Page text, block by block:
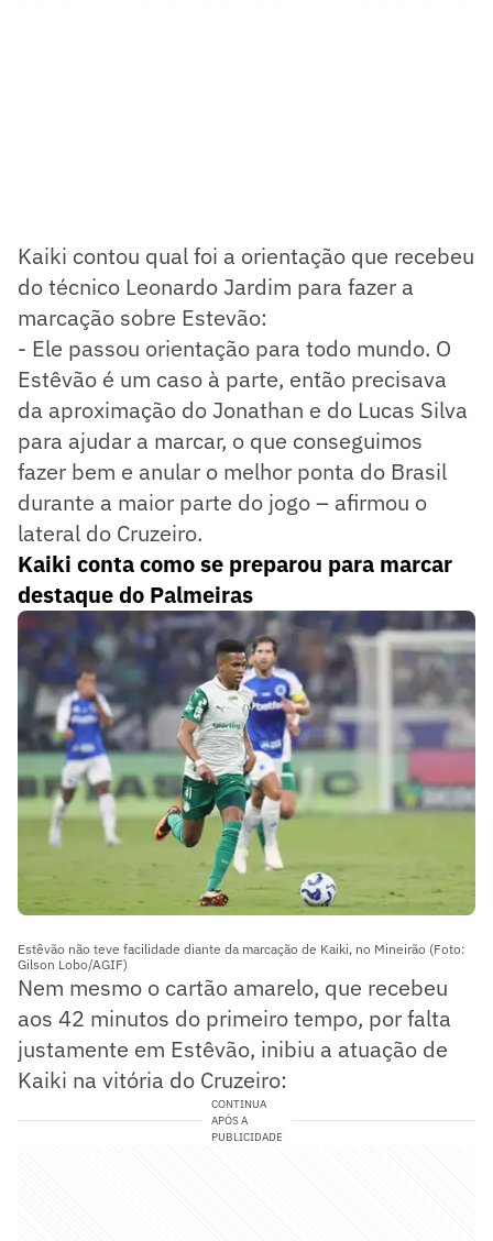
Kaiki contou qual foi a orientação que recebeu
do técnico Leonardo Jardim para fazer a
marcação sobre Estevão:
- Ele passou orientação para todo mundo. O
Estêvão é um caso à parte, então precisava
da aproximação do Jonathan e do Lucas Silva
para ajudar a marcar, o que conseguimos
fazer bem e anular o melhor ponta do Brasil
durante a maior parte do jogo – afirmou o
lateral do Cruzeiro.
Kaiki conta como se preparou para marcar
destaque do Palmeiras
Estêvão não teve facilidade diante da marcação de Kaiki, no Mineirão (Foto:
Gilson Lobo/AGIF)
Nem mesmo o cartão amarelo, que recebeu
aos 42 minutos do primeiro tempo, por falta
justamente em Estêvão, inibiu a atuação de
Kaiki na vitória do Cruzeiro:
CONTINUA
APÓS A
PUBLICIDADE